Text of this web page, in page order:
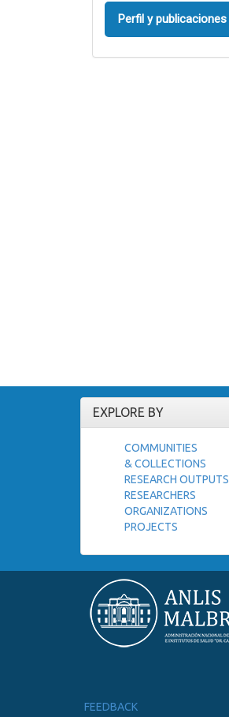
Perfil y publicaciones
EXPLORE BY
COMMUNITIES
& COLLECTIONS
RESEARCH OUTPUTS
RESEARCHERS
ORGANIZATIONS
PROJECTS
FEEDBACK